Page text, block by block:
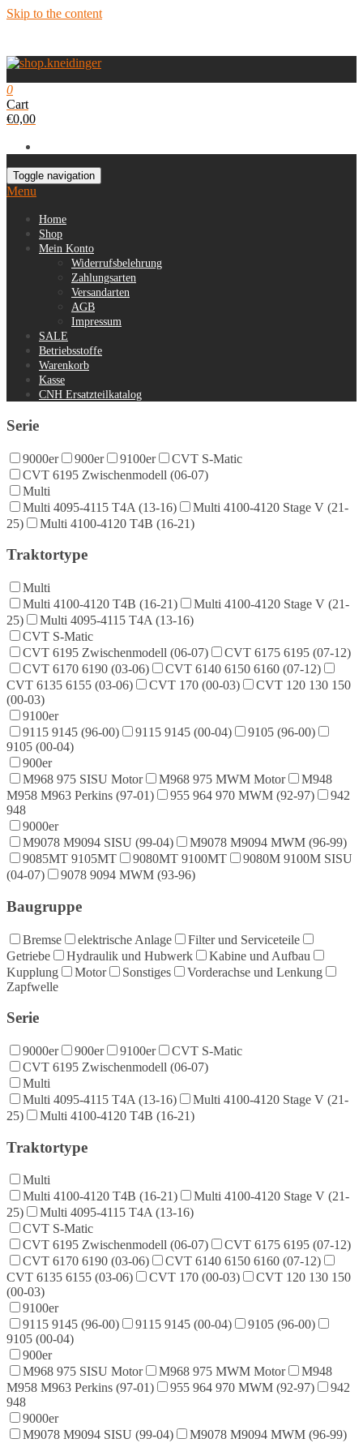
Skip to the content
0
Cart
€0,00
Toggle navigation
Menu
Home
Shop
Mein Konto
Widerrufsbelehrung
Zahlungsarten
Versandarten
AGB
Impressum
SALE
Betriebsstoffe
Warenkorb
Kasse
CNH Ersatzteilkatalog
Serie
9000er 900er 9100er
CVT S-Matic
CVT 6195 Zwischenmodell (06-07)
Multi
Multi 4095-4115 T4A (13-16)
Multi 4100-4120 Stage V (21-
25)
Multi 4100-4120 T4B (16-21)
Traktortype
Multi
Multi 4100-4120 T4B (16-21)
Multi 4100-4120 Stage V (21-
25)
Multi 4095-4115 T4A (13-16)
CVT S-Matic
CVT 6195 Zwischenmodell (06-07)
CVT 6175 6195 (07-12)
CVT 6170 6190 (03-06)
CVT 6140 6150 6160 (07-12)
CVT 6135 6155 (03-06)
CVT 170 (00-03)
CVT 120 130 150
(00-03)
9100er
9115 9145 (96-00)
9115 9145 (00-04)
9105 (96-00)
9105 (00-04)
900er
M968 975 SISU Motor
M968 975 MWM Motor
M948
M958 M963 Perkins (97-01)
955 964 970 MWM (92-97)
942
948
9000er
M9078 M9094 SISU (99-04)
M9078 M9094 MWM (96-99)
9085MT 9105MT
9080MT 9100MT
9080M 9100M SISU
(04-07)
9078 9094 MWM (93-96)
Baugruppe
Bremse elektrische Anlage
Filter und Serviceteile
Getriebe
Hydraulik und Hubwerk
Kabine und Aufbau
Kupplung
Motor Sonstiges
Vorderachse und Lenkung
Zapfwelle
Serie
9000er 900er 9100er
CVT S-Matic
CVT 6195 Zwischenmodell (06-07)
Multi
Multi 4095-4115 T4A (13-16)
Multi 4100-4120 Stage V (21-
25)
Multi 4100-4120 T4B (16-21)
Traktortype
Multi
Multi 4100-4120 T4B (16-21)
Multi 4100-4120 Stage V (21-
25)
Multi 4095-4115 T4A (13-16)
CVT S-Matic
CVT 6195 Zwischenmodell (06-07)
CVT 6175 6195 (07-12)
CVT 6170 6190 (03-06)
CVT 6140 6150 6160 (07-12)
CVT 6135 6155 (03-06)
CVT 170 (00-03)
CVT 120 130 150
(00-03)
9100er
9115 9145 (96-00)
9115 9145 (00-04)
9105 (96-00)
9105 (00-04)
900er
M968 975 SISU Motor
M968 975 MWM Motor
M948
M958 M963 Perkins (97-01)
955 964 970 MWM (92-97)
942
948
9000er
M9078 M9094 SISU (99-04)
M9078 M9094 MWM (96-99)